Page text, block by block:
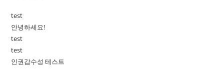
test
안녕하세요!
test
test
인권감수성 테스트